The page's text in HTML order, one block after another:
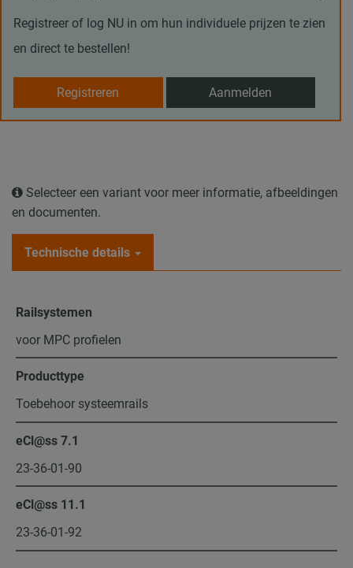
Registreer of log NU in om hun individuele prijzen te zien
en direct te bestellen!
Registreren Aanmelden
Selecteer een variant voor meer informatie, afbeeldingen
en documenten.
Technische details
Railsystemen
voor MPC profielen
Producttype
Toebehoor systeemrails
eCl@ss 7.1
23-36-01-90
eCl@ss 11.1
23-36-01-92